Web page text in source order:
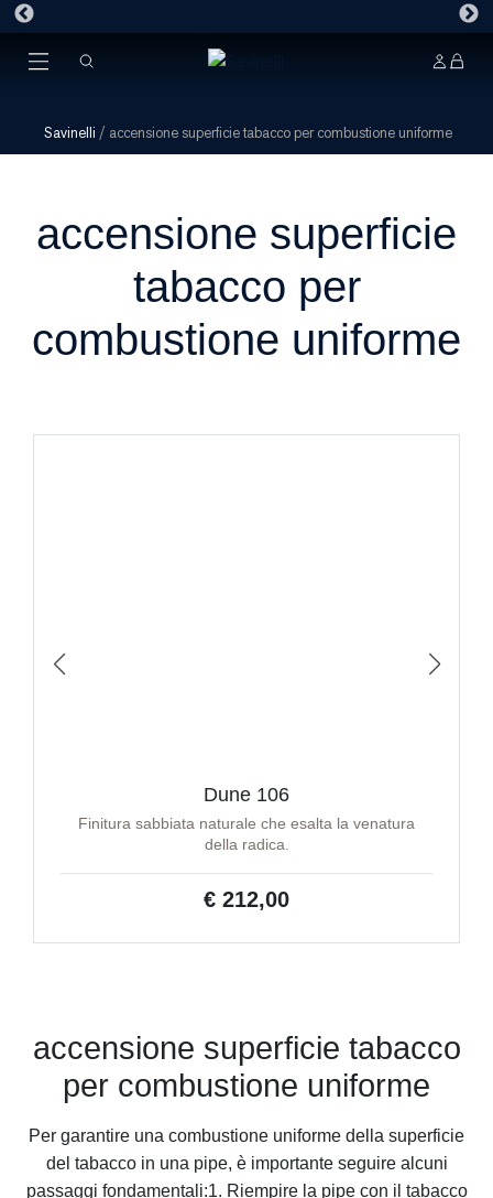
Savinelli / accensione superficie tabacco per combustione uniforme
accensione superficie
tabacco per
combustione uniforme
Dune 106
Finitura sabbiata naturale che esalta la venatura
della radica.
€ 212,00
accensione superficie tabacco
per combustione uniforme
Per garantire una combustione uniforme della superficie
del tabacco in una pipe, è importante seguire alcuni
passaggi fondamentali:1. Riempire la pipe con il tabacco